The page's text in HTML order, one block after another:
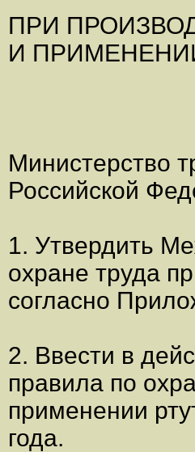
ПРИ
И
Министерство
Российской
1. Утвердить
охране труда
согласно
2. Ввести в
правила по
применении
года.